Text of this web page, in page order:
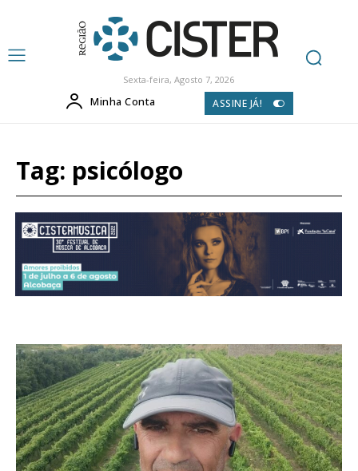
Sexta-feira, Agosto 7, 2026
Minha Conta ASSINE JÁ!
Tag: psicólogo